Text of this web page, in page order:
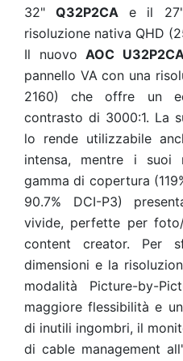
32"Q32P2CA e il
risoluzione nativa QHD
Il nuovoAOC
pannello VA con una
2160) che offre un
contrasto di 3000:1. La
lo rende utilizzabile
intensa, mentre i suoi
gamma di copertura
90.7% DCI-P3)
vivide, perfette per
content creator. Per
dimensioni e la
modalità Picture-by-
maggiore flessibilità e
di inutili ingombri, il
di cable management